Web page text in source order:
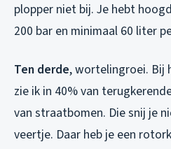
plopper niet bij. Je hebt
200 bar en minimaal 60 liter
Ten derde, wortelingroei. Bij
zie ik in 40% van
van straatbomen. Die snij je
veertje. Daar heb je een